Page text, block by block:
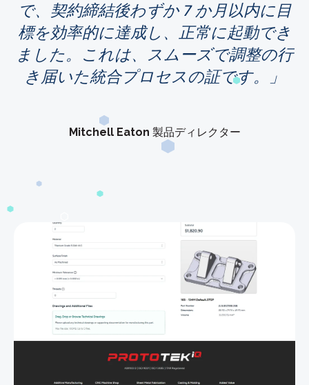
で、契約締結後わずか 7 か月以内に目
標を効率的に達成し、正常に起動でき
ました。これは、スムーズで調整の行
き届いた統合プロセスの証です。
Mitchell Eaton 製品ディレクター